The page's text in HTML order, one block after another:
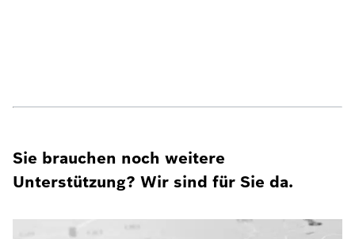
Sie brauchen noch weitere
Unterstützung? Wir sind für Sie da.